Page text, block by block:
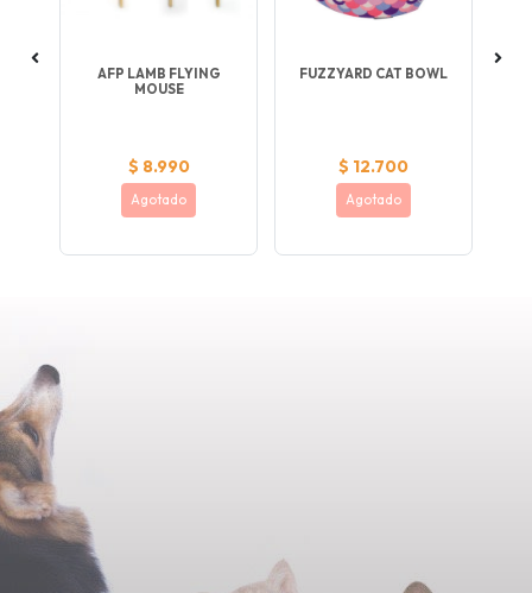
AFP LAMB FLYING
MOUSE
$ 8.990
Agotado
FUZZYARD CAT BOWL
$ 12.700
Agotado